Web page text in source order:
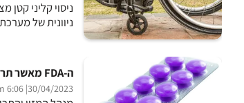
ניוונית של
ה-FDA מאשר תרופה חדשה לטיפול בצורה נדירה של ALS
30/04/2023
| 6:06 am